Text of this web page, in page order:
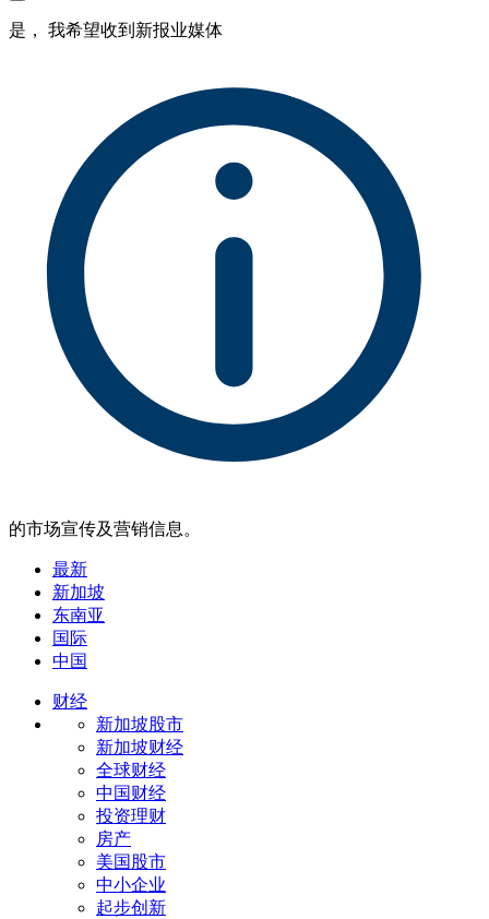
是， 我希望收到新报业媒体
的市场宣传及营销信息。
最新
新加坡
东南亚
国际
中国
财经
新加坡股市
新加坡财经
全球财经
中国财经
投资理财
房产
美国股市
中小企业
起步创新